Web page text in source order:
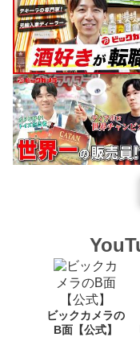
ビックカメラの
B面【公式】